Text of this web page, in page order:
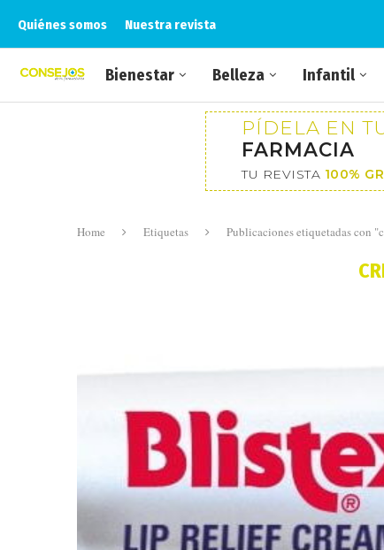
Quiénes somos Nuestra revista
Bienestar Belleza Infantil
PÍDELA EN
FARMACIA
TU REVISTA 100%
Home Etiquetas Publicaciones etiquetadas con